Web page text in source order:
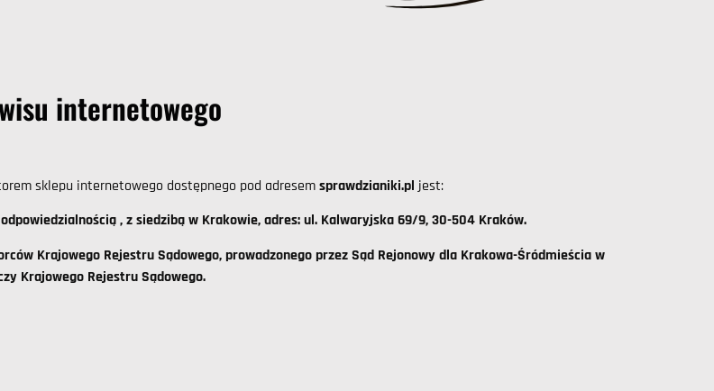
internetowego
sklepu internetowego dostępnego pod adresemsprawdzianiki.pl jest:
,z siedzibą w Krakowie,adres: ul. Kalwaryjska 69/9, 30-504 Kraków.
Krajowego Rejestru Sądowego,prowadzonego przez Sąd Rejonowy dla Krakowa-Śródmieścia w
Krajowego Rejestru Sądowego.